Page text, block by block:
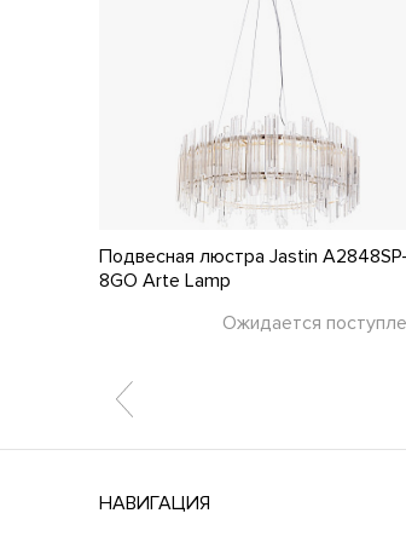
Подвесная люстра Jastin A2848SP-
8GO Arte Lamp
Ожидается
НАВИГАЦИЯ